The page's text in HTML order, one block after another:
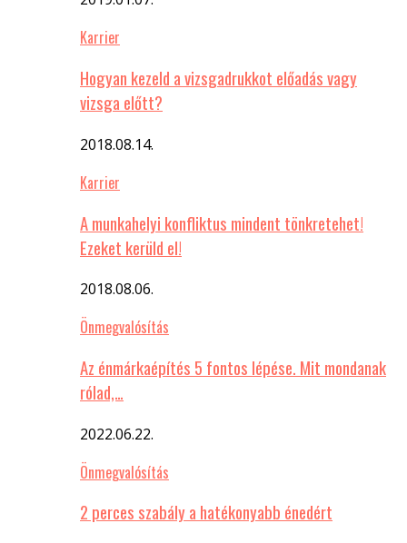
Karrier
Hogyan kezeld a vizsgadrukkot előadás vagy
vizsga előtt?
2018.08.14.
Karrier
A munkahelyi konfliktus mindent tönkretehet!
Ezeket kerüld el!
2018.08.06.
Önmegvalósítás
Az énmárkaépítés 5 fontos lépése. Mit mondanak
rólad,…
2022.06.22.
Önmegvalósítás
2 perces szabály a hatékonyabb énedért